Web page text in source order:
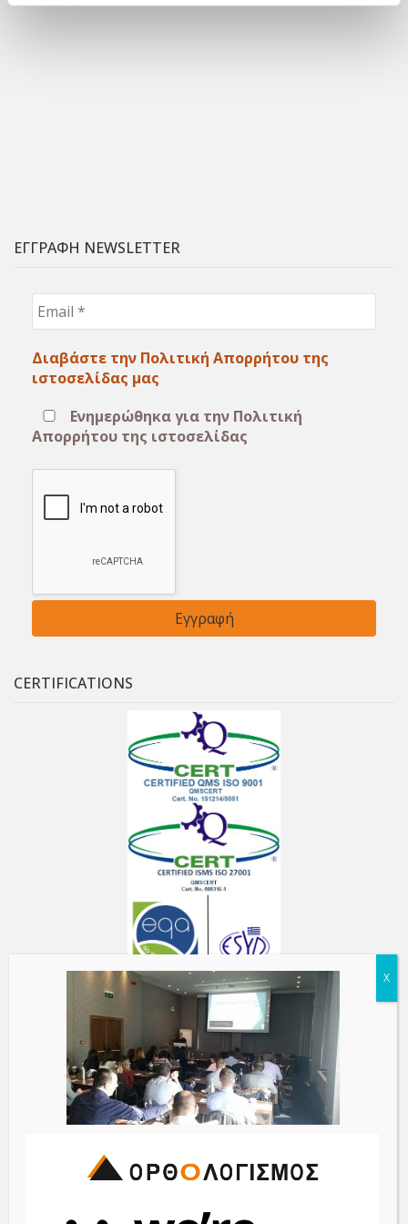
ΕΓΓΡΑΦΗ NEWSLETTER
Διαβάστε την Πολιτική Απορρήτου της
ιστοσελίδας μας
Ενημερώθηκα για την Πολιτική
Απορρήτου της ιστοσελίδας
CERTIFICATIONS